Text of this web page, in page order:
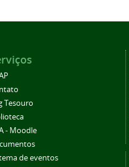
Tesouro
- Moodle
de eventos